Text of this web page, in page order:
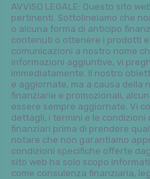
AVVISO LEGALE: Questo sito
pertinenti. Sottolineiamo che
o alcuna forma di anticipo
contenuti o ottenere i prodotti
comunicazioni a nostro nome
informazioni aggiuntive, vi
immediatamente. Il nostro
e aggiornate, ma a causa della
finanziarie e promozionali,
essere sempre aggiornate. Vi
dettagli, i termini e le
finanziari prima di prendere
notare che non garantiamo
condizioni specifiche offerte
sito web ha solo scopo
come consulenza finanziaria,